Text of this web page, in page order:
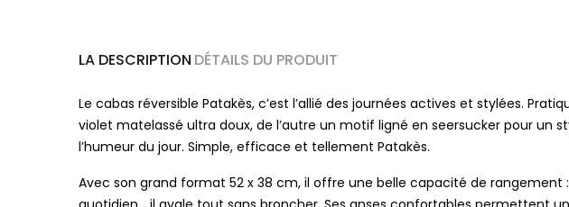
LA DESCRIPTION DÉTAILS DU PRODUIT
Le cabas réversible Patakès, c’est l’allié des journées actives et stylées.
violet matelassé ultra doux, de l’autre un motif ligné en seersucker pour un
l’humeur du jour. Simple, efficace et tellement Patakès.
Avec son grand format 52 x 38 cm, il offre une belle capacité de